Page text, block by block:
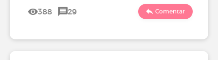
388 29 Comentar